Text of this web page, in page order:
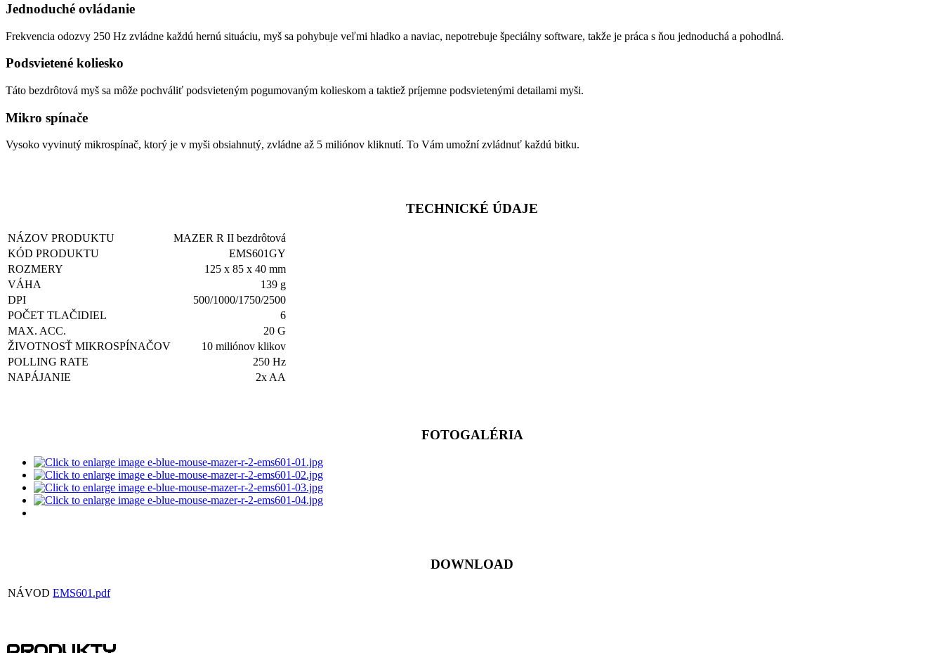
Jednoduché ovládanie
Frekvencia odozvy 250 Hz zvládne každú hernú situáciu, myš sa pohybuje veľmi hladko a naviac, nepotrebuje špeciálny software, takže je práca s ňou jednoduchá a pohodlná.
Podsvietené koliesko
Táto bezdrôtová myš sa môže pochváliť podsvieteným pogumovaným kolieskom a taktiež príjemne podsvietenými detailami myši.
Mikro spínače
Vysoko vyvinutý mikrospínač, ktorý je v myši obsiahnutý, zvládne až 5 miliónov kliknutí. To Vám umožní zvládnuť každú bitku.
TECHNICKÉ ÚDAJE
NÁZOV PRODUKTU
MAZER R II bezdrôtová
KÓD PRODUKTU
EMS601GY
ROZMERY
125 x 85 x 40 mm
VÁHA
139 g
DPI
500/1000/1750/2500
POČET TLAČIDIEL
6
MAX. ACC.
20 G
ŽIVOTNOSŤ MIKROSPÍNAČOV
10 miliónov klikov
POLLING RATE
250 Hz
NAPÁJANIE
2x AA
FOTOGALÉRIA
DOWNLOAD
NÁVOD EMS601.pdf